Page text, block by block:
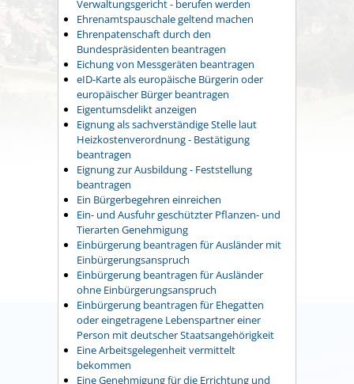
Verwaltungsgericht - berufen werden
Ehrenamtspauschale geltend machen
Ehrenpatenschaft durch den
Bundespräsidenten beantragen
Eichung von Messgeräten beantragen
eID-Karte als europäische Bürgerin oder
europäischer Bürger beantragen
Eigentumsdelikt anzeigen
Eignung als sachverständige Stelle laut
Heizkostenverordnung - Bestätigung
beantragen
Eignung zur Ausbildung - Feststellung
beantragen
Ein Bürgerbegehren einreichen
Ein- und Ausfuhr geschützter Pflanzen- und
Tierarten Genehmigung
Einbürgerung beantragen für Ausländer mit
Einbürgerungsanspruch
Einbürgerung beantragen für Ausländer
ohne Einbürgerungsanspruch
Einbürgerung beantragen für Ehegatten
oder eingetragene Lebenspartner einer
Person mit deutscher Staatsangehörigkeit
Eine Arbeitsgelegenheit vermittelt
bekommen
Eine Genehmigung für die Errichtung und